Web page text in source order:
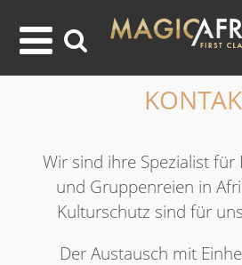
Wir sind ihre Spezialist für
und Gruppenreien in
Kulturschutz sind für
Der Austausch mit